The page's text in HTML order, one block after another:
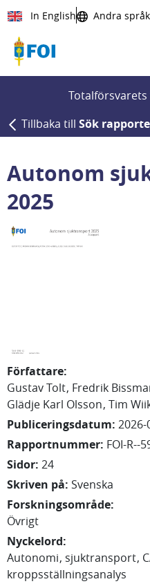
Till innehållet
In English Andra språk
Tillbaka till Sök
Autonom
2025
Författare:
GustavTolt Fredrik
Glädje Karl Olsson Tim
Publiceringsdatum: 2026-
Rapportnummer: FOI-R--
Sidor: 24
Skriven på: Svenska
Forskningsområde:
Övrigt
Nyckelord:
Autonomi sjuktransport
kroppsställningsanalys